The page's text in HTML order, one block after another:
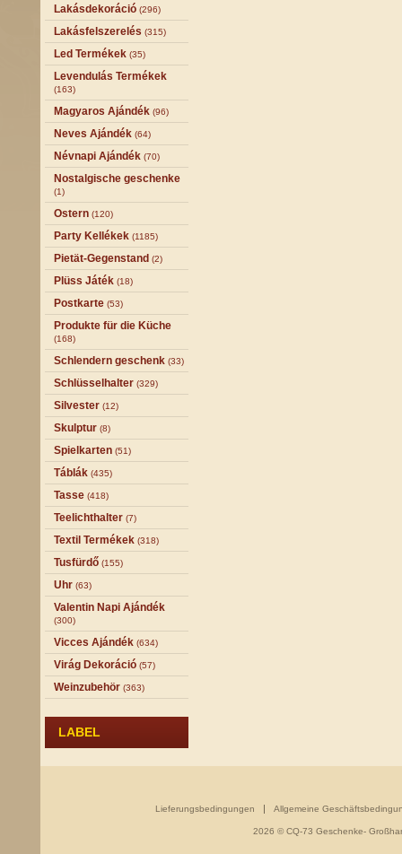
Lakásdekoráció (296)
Lakásfelszerelés (315)
Led Termékek (35)
Levendulás Termékek
(163)
Magyaros Ajándék (96)
Neves Ajándék (64)
Névnapi Ajándék (70)
Nostalgische geschenke
(1)
Ostern (120)
Party Kellékek (1185)
Pietät-Gegenstand (2)
Plüss Játék (18)
Postkarte (53)
Produkte für die Küche
(168)
Schlendern geschenk (33)
Schlüsselhalter (329)
Silvester (12)
Skulptur (8)
Spielkarten (51)
Táblák (435)
Tasse (418)
Teelichthalter (7)
Textil Termékek (318)
Tusfürdő (155)
Uhr (63)
Valentin Napi Ajándék
(300)
Vicces Ajándék (634)
Virág Dekoráció (57)
Weinzubehör (363)
LABEL
Lieferungsbedingungen Allgemeine
2026 © CQ-73 Geschenke-